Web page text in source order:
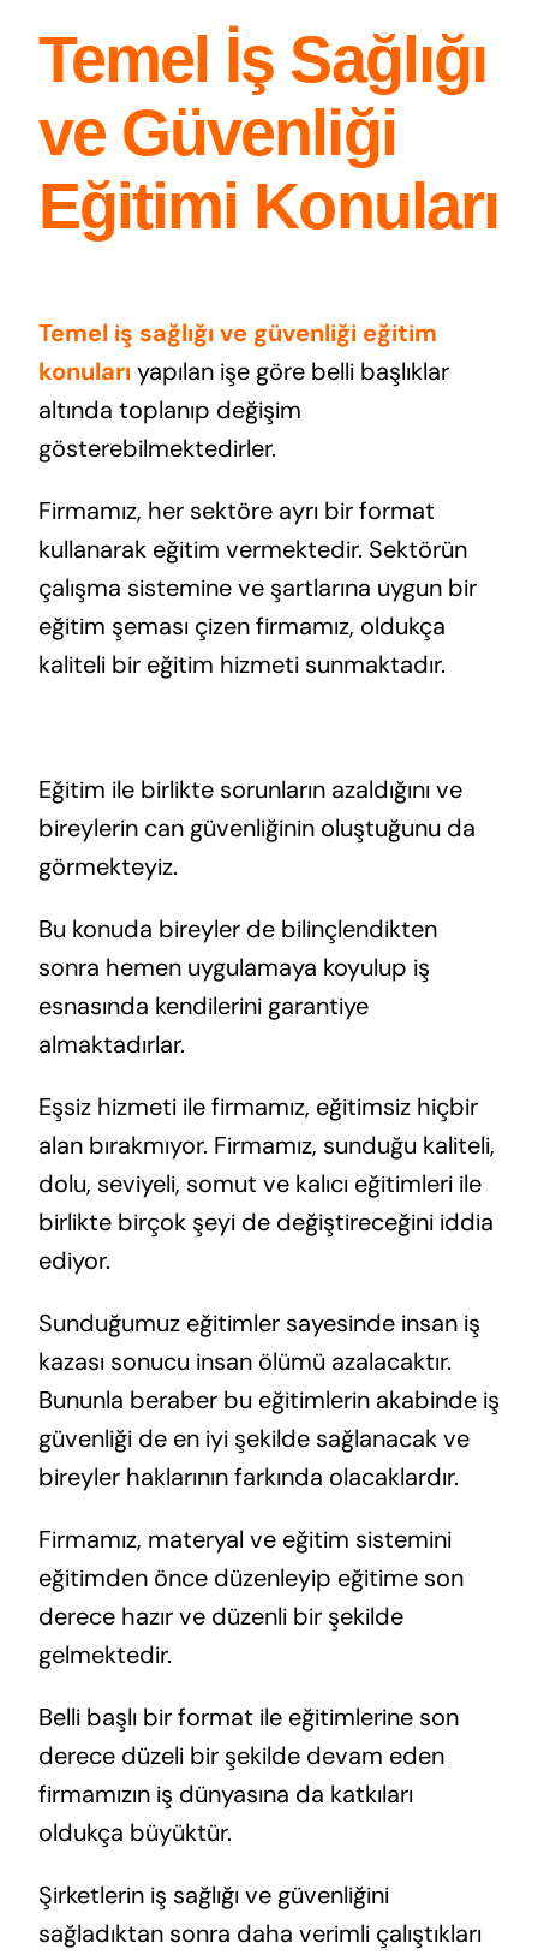
Temel İş Sağlığı
ve Güvenliği
Eğitimi Konuları
Temel iş sağlığı ve güvenliği eğitim
konuları yapılan işe göre belli başlıklar
altında toplanıp değişim
gösterebilmektedirler.
Firmamız, her sektöre ayrı bir format
kullanarak eğitim vermektedir. Sektörün
çalışma sistemine ve şartlarına uygun bir
eğitim şeması çizen firmamız, oldukça
kaliteli bir eğitim hizmeti sunmaktadır.
Eğitim ile birlikte sorunların azaldığını ve
bireylerin can güvenliğinin oluştuğunu da
görmekteyiz.
Bu konuda bireyler de bilinçlendikten
sonra hemen uygulamaya koyulup iş
esnasında kendilerini garantiye
almaktadırlar.
Eşsiz hizmeti ile firmamız, eğitimsiz hiçbir
alan bırakmıyor. Firmamız, sunduğu kaliteli,
dolu, seviyeli, somut ve kalıcı eğitimleri ile
birlikte birçok şeyi de değiştireceğini iddia
ediyor.
Sunduğumuz eğitimler sayesinde insan iş
kazası sonucu insan ölümü azalacaktır.
Bununla beraber bu eğitimlerin akabinde iş
güvenliği de en iyi şekilde sağlanacak ve
bireyler haklarının farkında olacaklardır.
Firmamız, materyal ve eğitim sistemini
eğitimden önce düzenleyip eğitime son
derece hazır ve düzenli bir şekilde
gelmektedir.
Belli başlı bir format ile eğitimlerine son
derece düzeli bir şekilde devam eden
firmamızın iş dünyasına da katkıları
oldukça büyüktür.
Şirketlerin iş sağlığı ve güvenliğini
sağladıktan sonra daha verimli çalıştıkları